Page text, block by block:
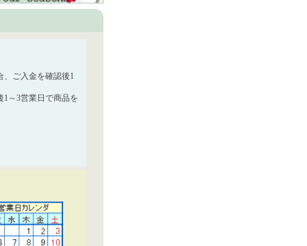
、ご入金を確認後1
～3営業日で商品を